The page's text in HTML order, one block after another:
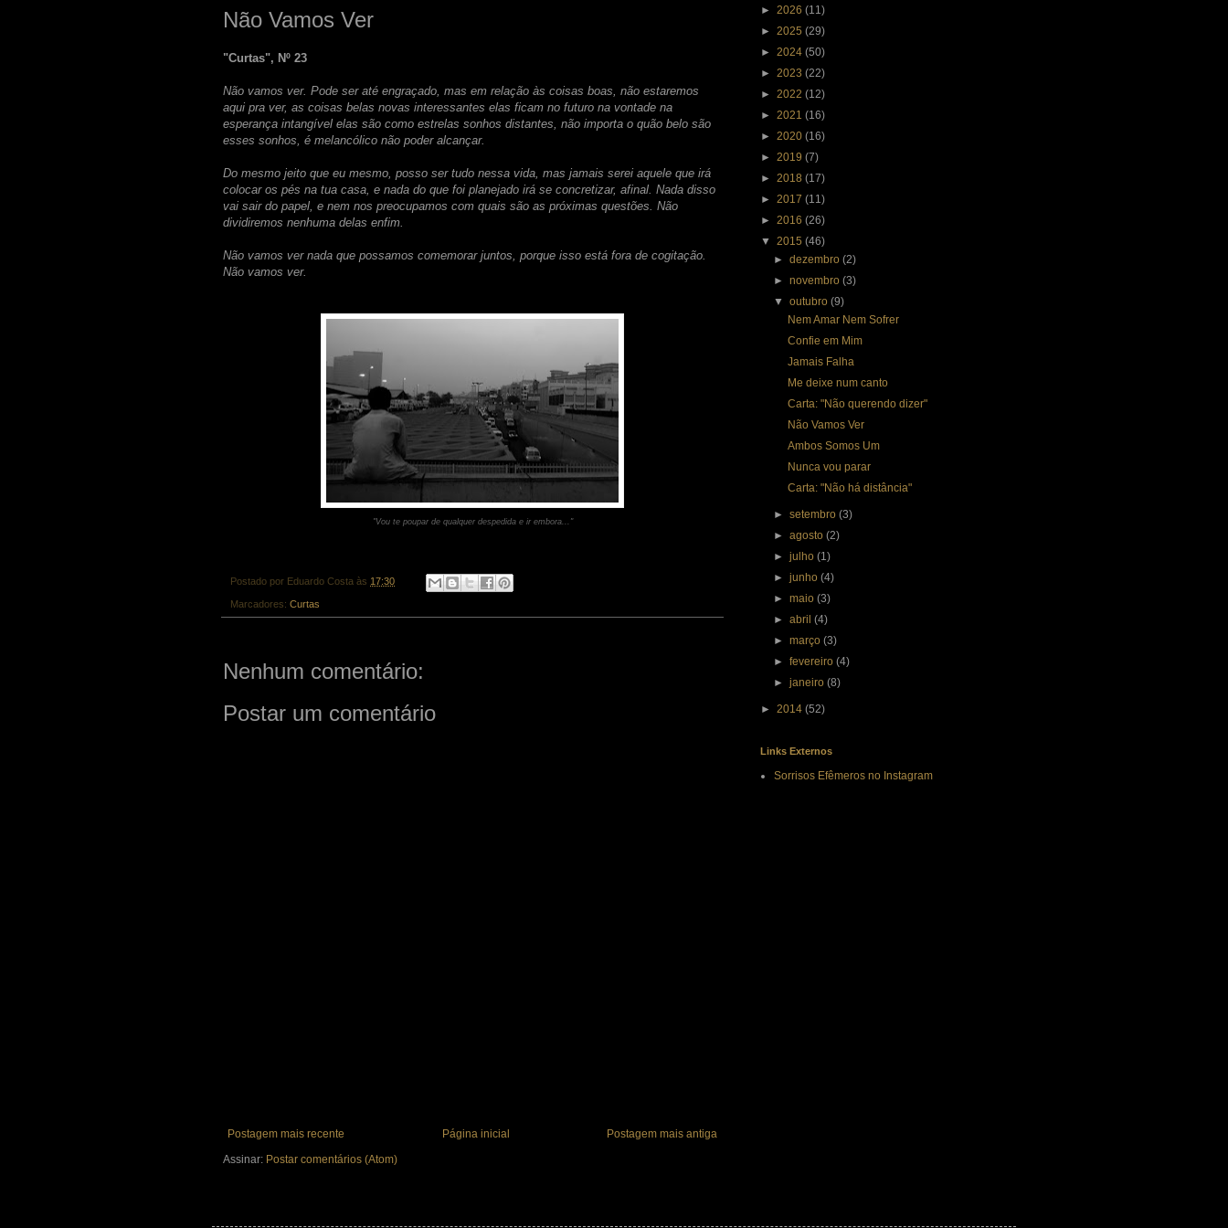
Não Vamos Ver
"Curtas", Nº 23
Não vamos ver. Pode ser até engraçado, mas em relação às coisas boas, não estaremos
aqui pra ver, as coisas belas novas interessantes elas ficam no futuro na vontade na
esperança intangível elas são como estrelas sonhos distantes, não importa o quão belo são
esses sonhos, é melancólico não poder alcançar.
Do mesmo jeito que eu mesmo, posso ser tudo nessa vida, mas jamais serei aquele que irá
colocar os pés na tua casa, e nada do que foi planejado irá se concretizar, afinal. Nada disso
vai sair do papel, e nem nos preocupamos com quais são as próximas questões. Não
dividiremos nenhuma delas enfim.
Não vamos ver nada que possamos comemorar juntos, porque isso está fora de cogitação.
Não vamos ver.
"Vou te poupar de qualquer despedida e ir embora..."
Postado por Eduardo Costa às 17:30
Marcadores: Curtas
Nenhum comentário:
Postar um comentário
Postagem mais recente Postagem mais antiga
Página inicial
Assinar: Postar comentários (Atom)
► 2026 (11)
► 2025 (29)
► 2024 (50)
► 2023 (22)
► 2022 (12)
► 2021 (16)
► 2020 (16)
► 2019 (7)
► 2018 (17)
► 2017 (11)
► 2016 (26)
▼ 2015 (46)
►dezembro(2)
►novembro(3)
▼outubro(9)
Nem Amar Nem Sofrer
Confie em Mim
Jamais Falha
Me deixe num canto
Carta: "Não querendo dizer"
Não Vamos Ver
Ambos Somos Um
Nunca vou parar
Carta: "Não há distância"
►setembro(3)
►agosto(2)
►julho(1)
►junho(4)
►maio(3)
►abril(4)
►março(3)
►fevereiro(4)
►janeiro(8)
► 2014 (52)
Links Externos
Sorrisos Efêmeros no Instagram